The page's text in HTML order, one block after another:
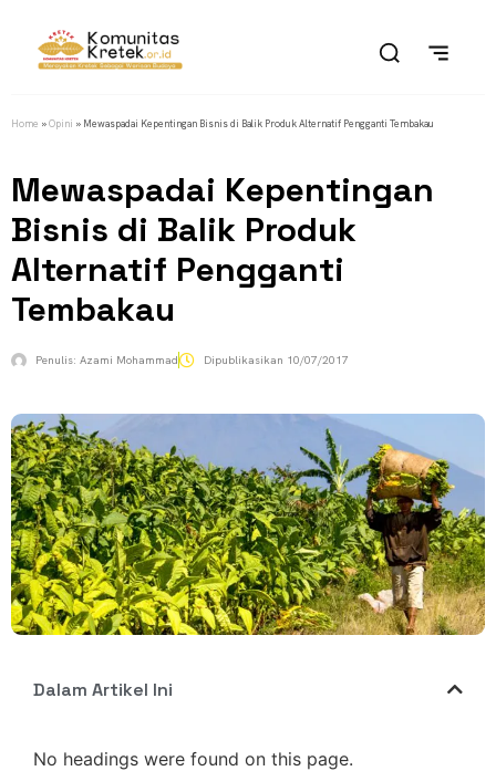
Home »Opini » Mewaspadai Kepentingan Bisnis di Balik Produk Alternatif Pengganti Tembakau
Mewaspadai Kepentingan
Bisnis di Balik Produk
Alternatif Pengganti
Tembakau
Penulis: Azami Mohammad Dipublikasikan 10/07/2017
Dalam Artikel Ini
No headings were found on this page.